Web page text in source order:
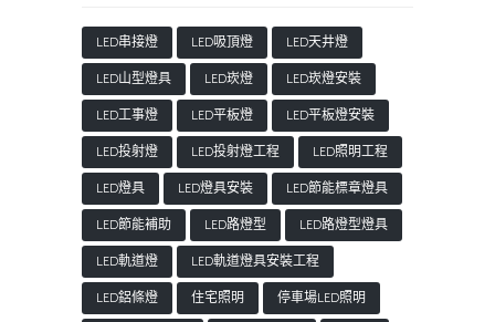
LED串接燈 LED吸頂燈
LED天井燈
LED山型燈具
LED崁燈
LED崁燈安裝
LED工事燈
LED平板燈
LED平板燈安裝
LED投射燈
LED投射燈工程
LED照明工程
LED燈具
LED燈具安裝
LED節能標章燈具
LED節能補助
LED路燈型
LED路燈型燈具
LED軌道燈
LED軌道燈具安裝工程
LED鋁條燈
住宅照明
停車場LED照明